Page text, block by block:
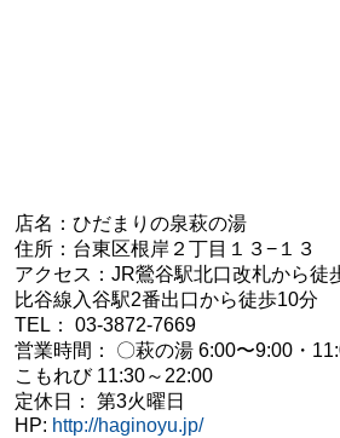
店名： ひだまりの泉萩の湯
住所： 台東区根岸２丁目１３−１３
アクセス： JR鶯谷駅北口改札から徒
比谷線入谷駅2番出口から徒歩10分
TEL：
03-3872-7669
営業時間：
〇萩の湯 6:00〜9:00・
こもれび 11:30～22:00
定休日： 第3火曜日
HP: http://haginoyu.jp/